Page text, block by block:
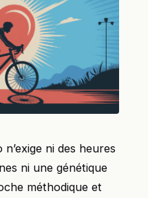
ni des heures
ni une génétique
méthodique et